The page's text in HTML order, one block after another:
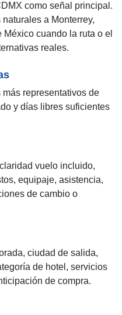
como señal principal.
a Monterrey,
cuando la ruta o el
reales.
representativos de
y días libres suficientes
vuelo incluido,
equipaje, asistencia,
de cambio o
ciudad de salida,
de hotel, servicios
de compra.